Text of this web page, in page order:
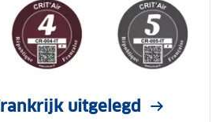
uitgelegd